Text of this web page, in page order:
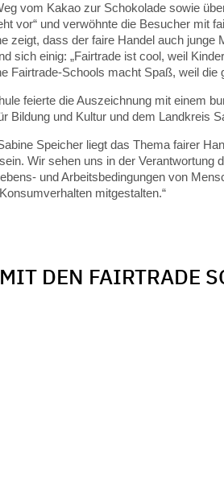
vom Kakao zur Schokolade sowie
vor“ und verwöhnte die Besucher mit
zeigt, dass der faire Handel auch
sich einig: „Fairtrade ist cool, weil
Fairtrade-Schools macht Spaß, weil die
feierte die Auszeichnung mit einem
Bildung und Kultur und dem Landkreis
Speicher liegt das Thema fairer
Wir sehen uns in der
und Arbeitsbedingungen von
mitgestalten.“
DEN FAIRTRADE